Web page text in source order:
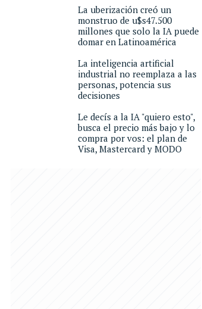
La uberización creó un
monstruo de u$s47.500
millones que solo la IA puede
domar en Latinoamérica
La inteligencia artificial
industrial no reemplaza a las
personas, potencia sus
decisiones
Le decís a la IA "quiero esto",
busca el precio más bajo y lo
compra por vos: el plan de
Visa, Mastercard y MODO